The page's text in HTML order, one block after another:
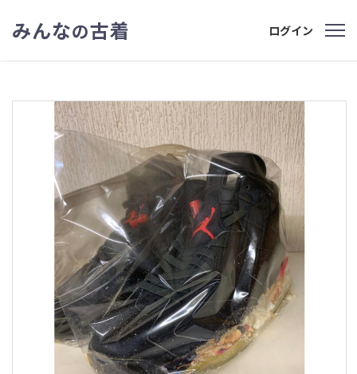
みんなの古着 ログイン